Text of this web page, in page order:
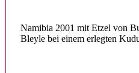
Namibia 2001 mit Etzel von
Bleyle bei einem erlegten